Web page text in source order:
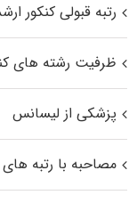
رتبه قبولی کنکور
ظرفیت رشته های
پزشکی از لیسانس
مصاحبه با رتبه های